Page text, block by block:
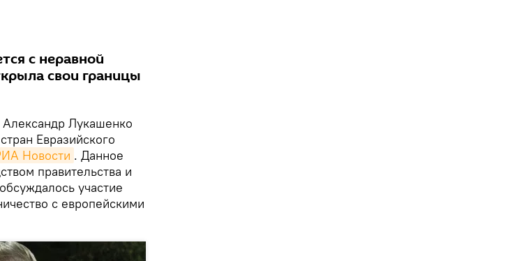
с неравной
свои границы
Лукашенко
Евразийского
Новости . Данное
правительства и
участие
с европейскими